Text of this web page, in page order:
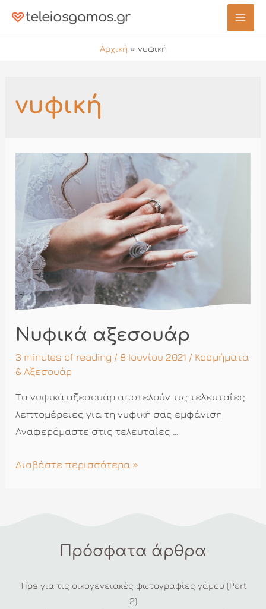
Μετάβαση
στο
Αρχική » νυφική
νυφική
Νυφικά αξεσουάρ
3 minutes of reading / 8 Ιουνίου 2021 / Κοσμήματα
& Αξεσουάρ
Τα νυφικά αξεσουάρ αποτελούν τις τελευταίες
λεπτομέρειες για τη νυφική σας εμφάνιση
Αναφερόμαστε στις τελευταίες …
Νυφικά
Διαβάστε περισσότερα »
Πρόσφατα άρθρα
Tips για τις οικογενειακές φωτογραφίες γάμου (Part
2)